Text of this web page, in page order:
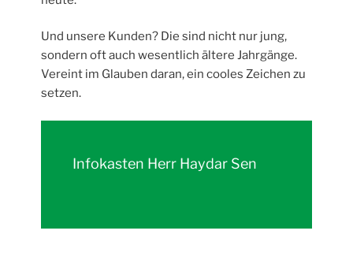
Und unsere Kunden? Die sind nicht nur jung,
sondern oft auch wesentlich ältere Jahrgänge.
Vereint im Glauben daran, ein cooles Zeichen zu
setzen.
Infokasten Herr Haydar Sen